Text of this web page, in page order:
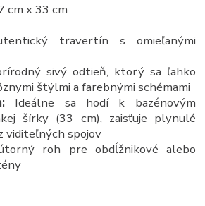
cm x 33 cm
travertín s omieľanými
sivý odtieň, ktorý sa ľahko
štýlmi a farebnými schémami
Ideálne sa hodí k bazénovým
šírky (33 cm), zaisťuje plynulé
viditeľných spojov
roh pre obdĺžnikové alebo